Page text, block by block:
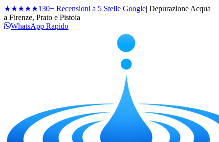
★★★★★130+ Recensioni a 5 Stelle Google| Depurazione Acqua
a Firenze, Prato e Pistoia
WhatsApp Rapido